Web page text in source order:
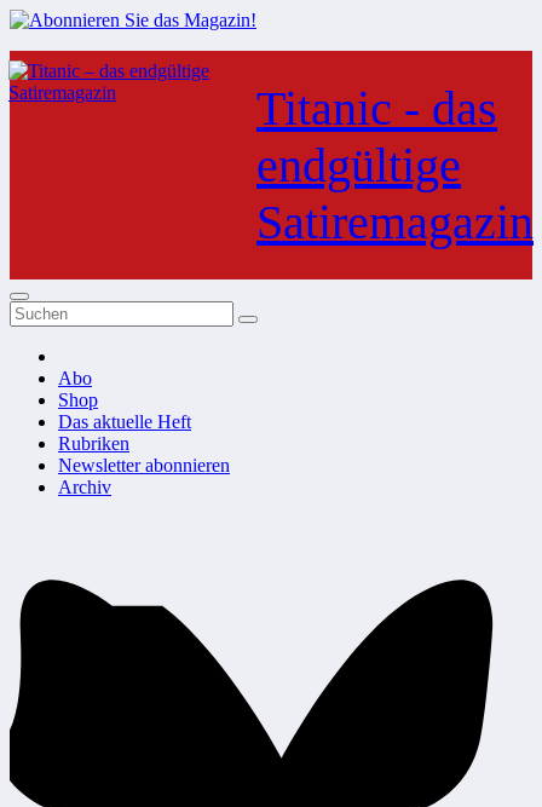
Zum
Inhalt
springen
Titanic - das
endgültige
Satiremagazin
Abo
Shop
Das aktuelle Heft
Rubriken
Newsletter abonnieren
Archiv